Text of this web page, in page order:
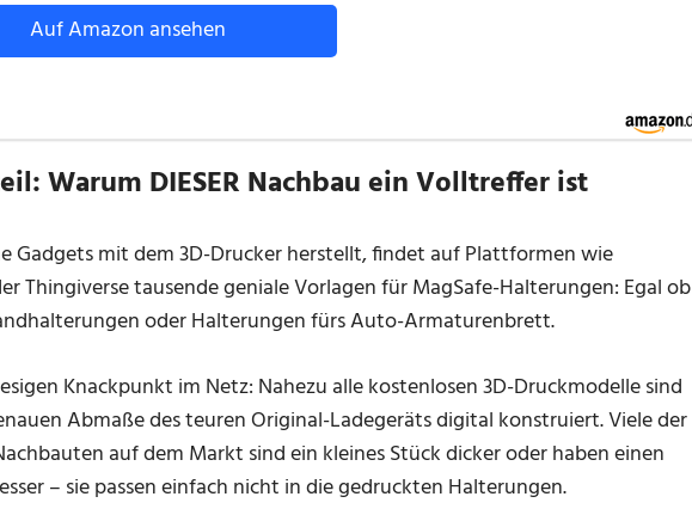
Auf Amazon ansehen
Warum DIESER Nachbau ein Volltreffer ist
Gadgets mit dem 3D-Drucker herstellt, findet auf Plattformen wie
Thingiverse tausende geniale Vorlagen für MagSafe-Halterungen: Egal ob
oder Halterungen fürs Auto-Armaturenbrett.
Knackpunkt im Netz: Nahezu alle kostenlosen 3D-Druckmodelle sind
Abmaße des teuren Original-Ladegeräts digital konstruiert. Viele der
auf dem Markt sind ein kleines Stück dicker oder haben einen
– sie passen einfach nicht in die gedruckten Halterungen.